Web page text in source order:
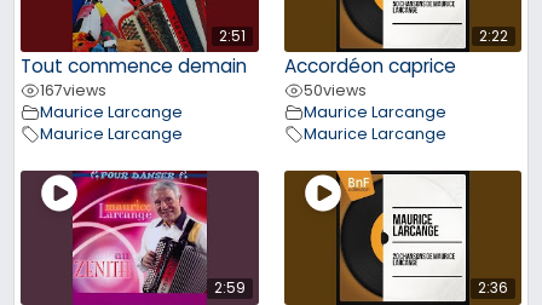
2:51
Tout commence demain
167views
Maurice Larcange
Maurice Larcange
2:22
Accordéon caprice
50views
Maurice Larcange
Maurice Larcange
2:59 2:36